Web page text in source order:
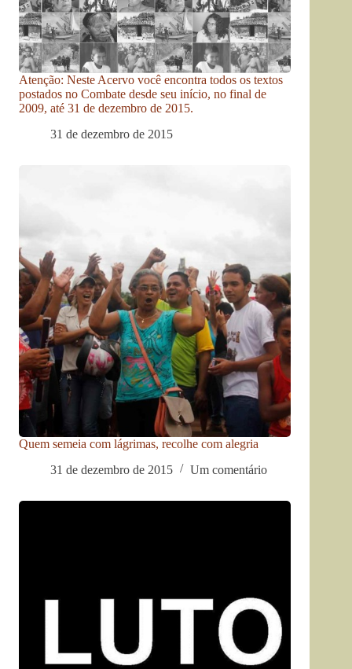
Atenção: Neste Acervo você encontra todos os textos
postados no Combate desde seu início, no final de
2009, até 31 de dezembro de 2015.
31 de dezembro de 2015
Quem semeia com lágrimas, recolhe com alegria
31 de dezembro de 2015
Um comentário